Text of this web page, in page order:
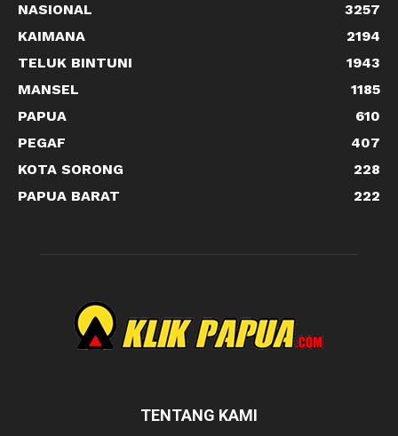
NASIONAL
3257
KAIMANA
2194
TELUK BINTUNI
1943
MANSEL
1185
PAPUA
610
PEGAF
407
KOTA SORONG
228
PAPUA BARAT
222
TENTANG KAMI